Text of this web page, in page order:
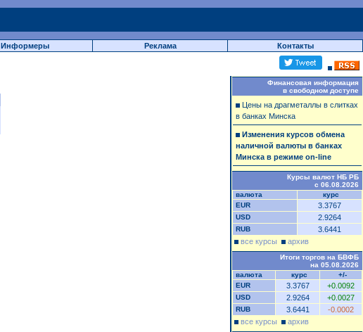
Информеры Реклама Контакты
Финансовая информация
в свободном доступе
Цены на драгметаллы в слитках
в банках Минска
Изменения курсов обмена
наличной валюты в банках
Минска в режиме on-line
Курсы валют НБ РБ
с 06.08.2026
валюта
курс
EUR
3.3767
USD 2.9264
RUB
3.6441
все курсы
архив
Итоги торгов на БВФБ
на 05.08.2026
валюта
курс
+/-
EUR
3.3767 +0.0092
USD 2.9264 +0.0027
RUB 3.6441
-0.0002
все курсы
архив